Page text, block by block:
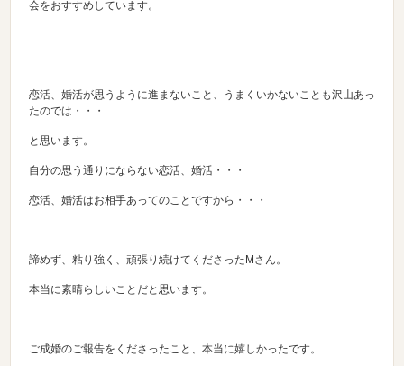
会をおすすめしています。
恋活、婚活が思うように進まないこと、うまくいかないことも沢山あっ
たのでは・・・
と思います。
自分の思う通りにならない恋活、婚活・・・
恋活、婚活はお相手あってのことですから・・・
諦めず、粘り強く、頑張り続けてくださったMさん。
本当に素晴らしいことだと思います。
ご成婚のご報告をくださったこと、本当に嬉しかったです。